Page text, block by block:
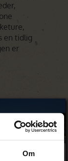
Om
en tidlig
er